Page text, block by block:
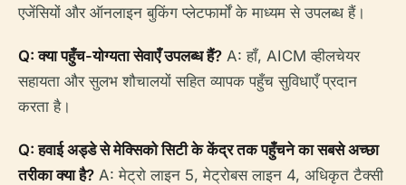
एजेंसियों और ऑनलाइन बुकिंग प्लेटफार्मों के माध्यम से उपलब्ध हैं।
Q: क्या पहुँच-योग्यता सेवाएँ उपलब्ध हैं? A: हाँ, AICM व्हीलचेयर
सहायता और सुलभ शौचालयों सहित व्यापक पहुँच सुविधाएँ प्रदान
करता है।
Q: हवाई अड्डे से मेक्सिको सिटी के केंद्र तक पहुँचने का सबसे अच्छा
तरीका क्या है? A: मेट्रो लाइन 5, मेट्रोबस लाइन 4, अधिकृत टैक्सी